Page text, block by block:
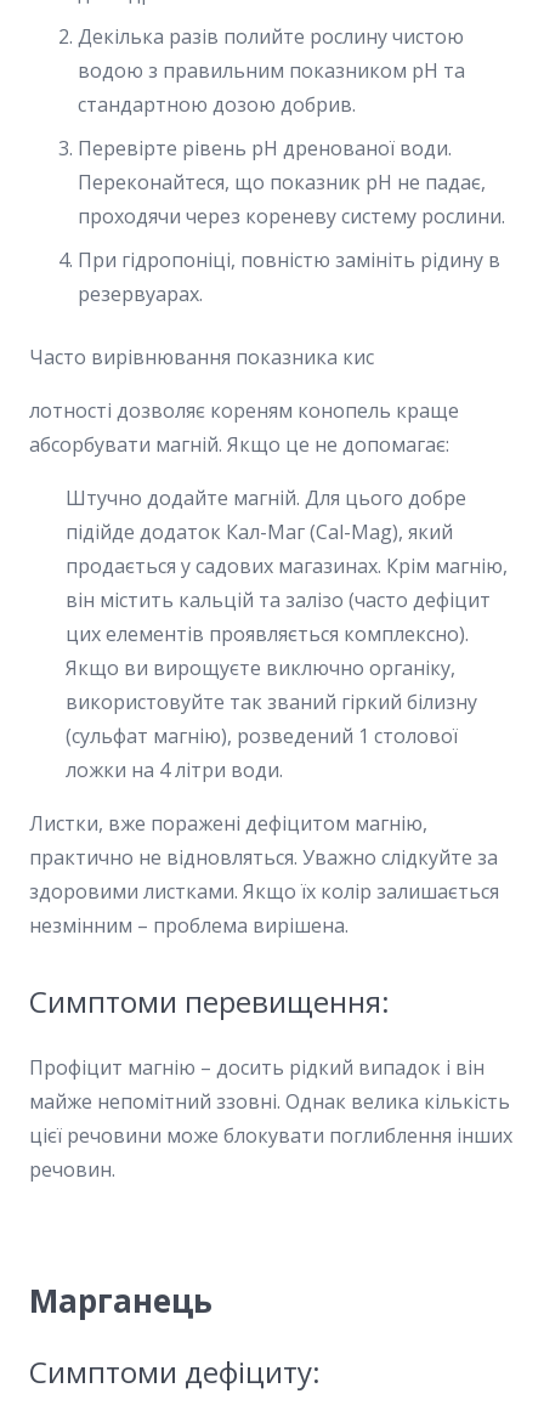
Декілька разів полийте рослину чистою
водою з правильним показником pH та
стандартною дозою добрив.
Перевірте рівень pH дренованої води.
Переконайтеся, що показник pH не падає,
проходячи через кореневу систему рослини.
При гідропоніці, повністю замініть рідину в
резервуарах.
Часто вирівнювання показника кис
лотності дозволяє кореням конопель краще
абсорбувати магній. Якщо це не допомагає:
Штучно додайте магній. Для цього добре
підійде додаток Кал-Маг (Cal-Mag), який
продається у садових магазинах. Крім магнію,
він містить кальцій та залізо (часто дефіцит
цих елементів проявляється комплексно).
Якщо ви вирощуєте виключно органіку,
використовуйте так званий гіркий білизну
(сульфат магнію), розведений 1 столової
ложки на 4 літри води.
Листки, вже поражені дефіцитом магнію,
практично не відновляться. Уважно слідкуйте за
здоровими листками. Якщо їх колір залишається
незмінним – проблема вирішена.
Симптоми перевищення:
Профіцит магнію – досить рідкий випадок і він
майже непомітний ззовні. Однак велика кількість
цієї речовини може блокувати поглиблення інших
речовин.
Марганець
Симптоми дефіциту: